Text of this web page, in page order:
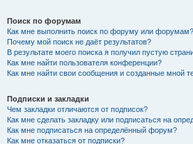
Поиск по форумам
Как мне выполнить поиск по форуму или форумам?
Почему мой поиск не даёт результатов?
В результате моего поиска я получил пустую
Как мне найти пользователя конференции?
Как мне найти свои сообщения и созданные мной
Подписки и закладки
Чем закладки отличаются от подписок?
Как мне сделать закладку или подписаться на
Как мне подписаться на определённый форум?
Как мне отказаться от подписки?